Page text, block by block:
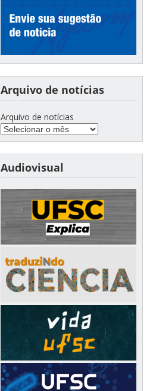
Arquivo de notícias
Arquivo de notícias
Audiovisual